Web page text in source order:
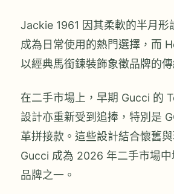
Jackie 1961 因其柔軟的半月形
成為日常使用的熱門選擇，而
以經典馬銜鍊裝飾象徵品牌的傳
在二手市場上，早期 Gucci 的
設計亦重新受到追捧，特別是
革拼接款。這些設計結合懷舊
Gucci 成為 2026 年二手市場
品牌之一。